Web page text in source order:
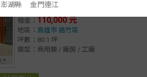
澎湖縣 金門連江
路竹正省道上全新廠房A(租)
租金： 110,000 元
地區： 高雄市 路竹區
坪數：80.1 坪
類型：商用類 / 廠房 / 工廠